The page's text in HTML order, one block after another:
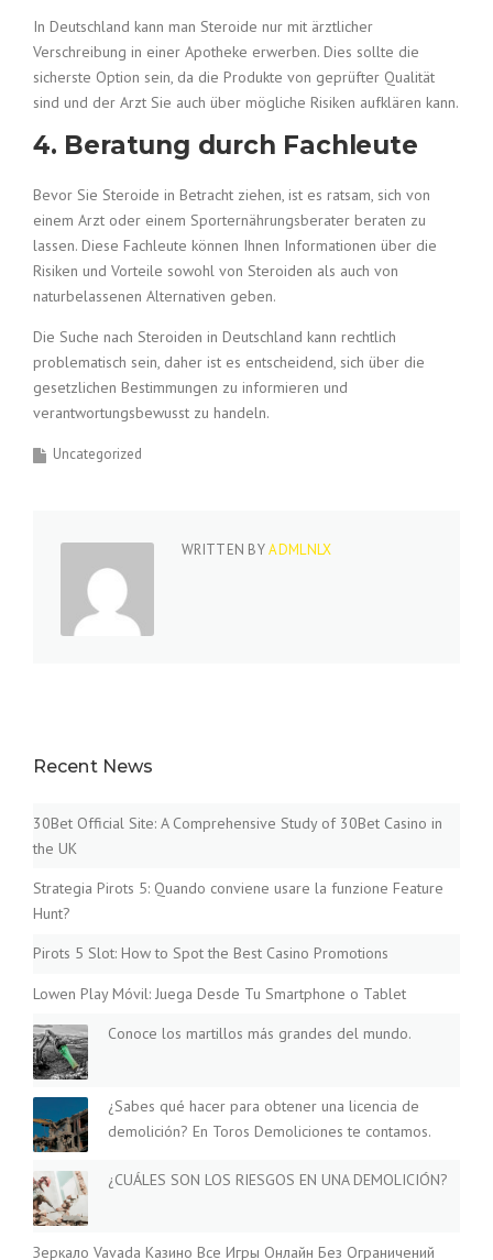
In Deutschland kann man Steroide nur mit ärztlicher
Verschreibung in einer Apotheke erwerben. Dies sollte die
sicherste Option sein, da die Produkte von geprüfter Qualität
sind und der Arzt Sie auch über mögliche Risiken aufklären kann.
4. Beratung durch Fachleute
Bevor Sie Steroide in Betracht ziehen, ist es ratsam, sich von
einem Arzt oder einem Sporternährungsberater beraten zu
lassen. Diese Fachleute können Ihnen Informationen über die
Risiken und Vorteile sowohl von Steroiden als auch von
naturbelassenen Alternativen geben.
Die Suche nach Steroiden in Deutschland kann rechtlich
problematisch sein, daher ist es entscheidend, sich über die
gesetzlichen Bestimmungen zu informieren und
verantwortungsbewusst zu handeln.
Uncategorized
WRITTEN BYADMLNLX
Recent News
30Bet Official Site: A Comprehensive Study of 30Bet Casino in
the UK
Strategia Pirots 5: Quando conviene usare la funzione Feature
Hunt?
Pirots 5 Slot: How to Spot the Best Casino Promotions
Lowen Play Móvil: Juega Desde Tu Smartphone o Tablet
Conoce los martillos más grandes del mundo.
¿Sabes qué hacer para obtener una licencia de
demolición? En Toros Demoliciones te contamos.
¿CUÁLES SON LOS RIESGOS EN UNA DEMOLICIÓN?
Зеркало Vavada Казино Все Игры Онлайн Без Ограничений